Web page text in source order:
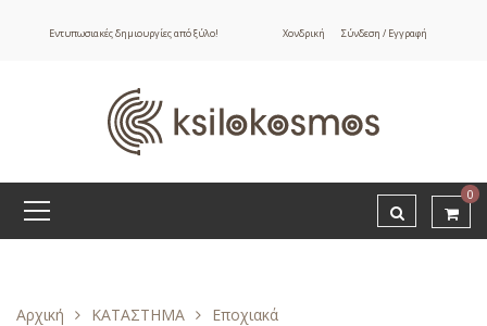
Εντυπωσιακές δημιουργίες από ξύλο! Χονδρική Σύνδεση / Εγγραφή
0
Αρχική ΚΑΤΑΣΤΗΜΑ
Εποχιακά